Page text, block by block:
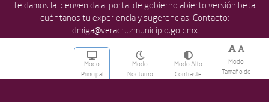
Te damos la bienvenida al portal de gobierno abierto versión beta.
cuéntanos tu experiencia y sugerencias. Contacto:
dmiga@veracruzmunicipio.gob.mx
Modo
Principal
Modo
Nocturno
Modo Alto
Contraste
Modo
Tamaño de